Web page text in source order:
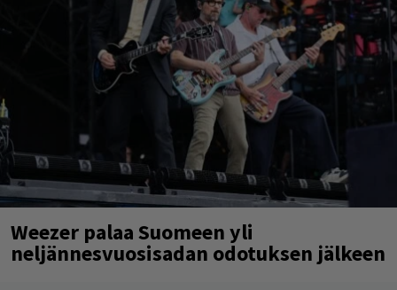
Weezer palaa Suomeen yli
neljännesvuosisadan odotuksen jälkeen